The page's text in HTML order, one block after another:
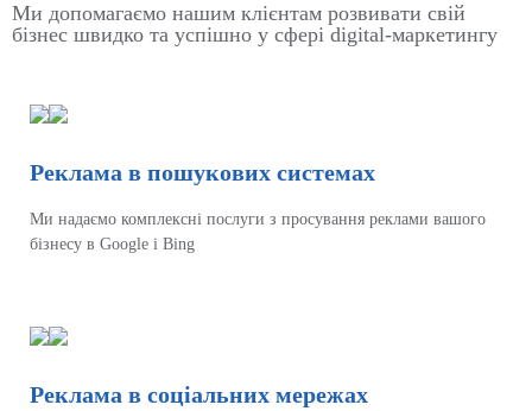
Ми допомагаємо нашим клієнтам розвивати свій
бізнес швидко та успішно у сфері digital-маркетингу
Реклама в пошукових системах
Ми надаємо комплексні послуги з просування реклами вашого
бізнесу в Google і Bing
Реклама в соціальних мережах